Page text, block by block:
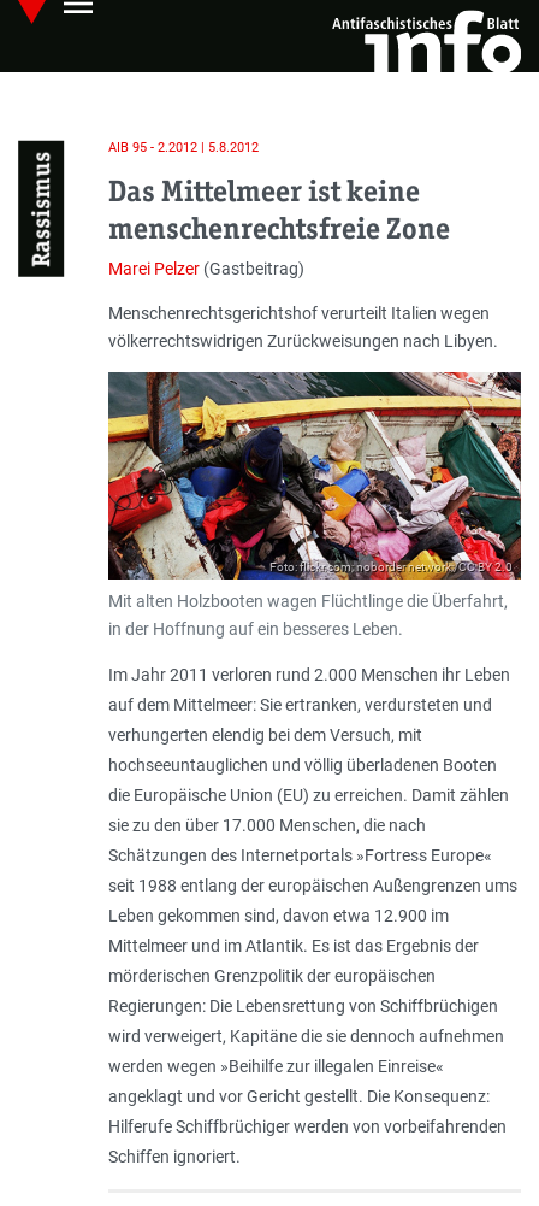
Skip
main
Hauptmenü öffnen
Rassismus
AIB 95 - 2.2012 | 5.8.2012
Das Mittelmeer ist keine
menschenrechtsfreie Zone
Marei Pelzer(Gastbeitrag)
Einleitung
Menschenrechtsgerichtshof verurteilt Italien wegen
völkerrechtswidrigen Zurückweisungen nach Libyen.
Foto: flickr.com; noborder network;/CC BY 2.0
Mit alten Holzbooten wagen Flüchtlinge die Überfahrt,
in der Hoffnung auf ein besseres Leben.
Im Jahr 2011 verloren rund 2.000 Menschen ihr Leben
auf dem Mittelmeer: Sie ertranken, verdursteten und
verhungerten elendig bei dem Versuch, mit
hochseeuntauglichen und völlig überladenen Booten
die Europäische Union (EU) zu erreichen. Damit zählen
sie zu den über 17.000 Menschen, die nach
Schätzungen des Internetportals »Fortress Europe«
seit 1988 entlang der europäischen Außen­grenzen ums
Leben gekommen sind, davon etwa 12.900 im
Mittelmeer und im Atlantik. Es ist das Ergebnis der
mörderischen Grenzpolitik der euro­päischen
Regierungen: Die Lebensrettung von Schiffbrüchigen
wird verweigert, Kapitäne die sie dennoch aufnehmen
werden wegen »Beihilfe zur illegalen Einreise«
angeklagt und vor Gericht gestellt. Die Konsequenz:
Hilferufe Schiffbrüchiger werden von vorbeifahrenden
Schiffen ignoriert.